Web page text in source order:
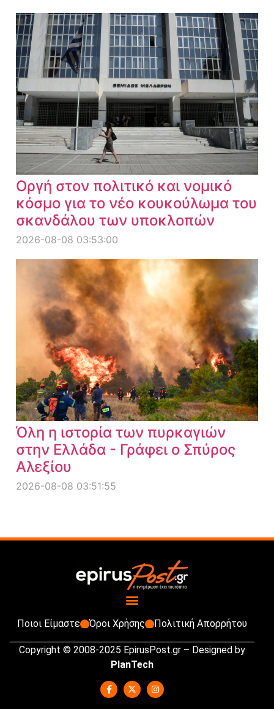
Οργή στον πολιτικό και νομικό
κόσμο για το νέο κουκούλωμα του
σκανδάλου των υποκλοπών
2026-08-08 03:53:00
Όλη η ιστορία των πυρκαγιών
στην Ελλάδα - Γράφει ο Σπύρος
Αλεξίου
2026-08-08 03:51:55
Ποιοι Είμαστε Όροι Χρήσης Πολιτική Απορρήτου
Copyright © 2008-2025 EpirusPost.gr – Designed by
PlanTech